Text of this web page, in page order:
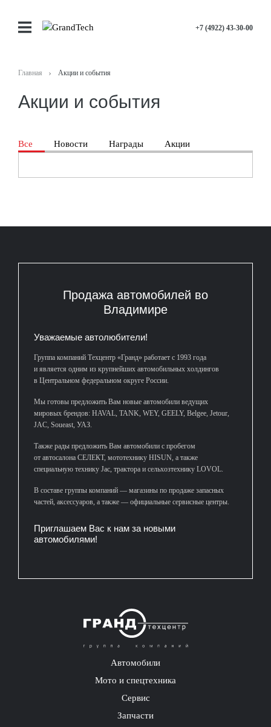
+7 (4922) 43-30-00
Главная Акции и события
Акции и события
Все Новости Награды Акции
Продажа автомобилей во
Владимире
Уважаемые автолюбители!
Группа компаний Техцентр «Гранд» работает с 1993 года
и является одним из крупнейших автомобильных холдингов
в Центральном федеральном округе России.
Мы готовы предложить Вам новые автомобили ведущих
мировых брендов: HAVAL, TANK, WEY, GEELY, Belgee, Jetour,
JAC, Soueast, УАЗ.
Также рады предложить Вам автомобили с пробегом
от автосалона СЕЛЕКТ, мототехнику HISUN, а также
специальную технику Jac, трактора и сельхозтехнику LOVOL.
В составе группы компаний — магазины по продаже запасных
частей, аксессуаров, а также — официальные сервисные центры.
Приглашаем Вас к нам за новыми
автомобилями!
Автомобили
Мото и спецтехника
Сервис
Запчасти